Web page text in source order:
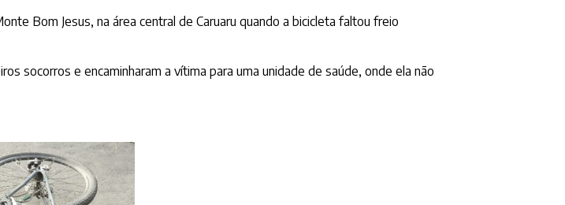
Bom Jesus, na área central de Caruaru quando a bicicleta faltou freio
socorros e encaminharam a vítima para uma unidade de saúde, onde ela não